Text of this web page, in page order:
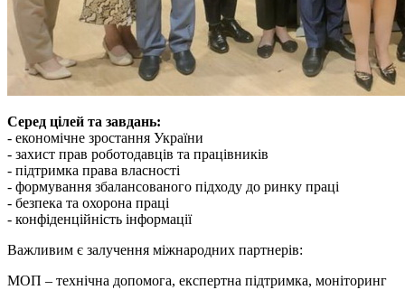
Серед цілей та завдань:
- економічне зростання України
- захист прав роботодавців та працівників
- підтримка права власності
- формування збалансованого підходу до ринку праці
- безпека та охорона праці
- конфіденційність інформації
Важливим є залучення міжнародних партнерів:
МОП – технічна допомога, експертна підтримка, моніторинг